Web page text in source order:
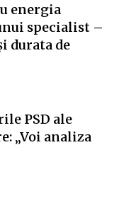
energia
specialist –
durata de
PSD ale
„Voi analiza